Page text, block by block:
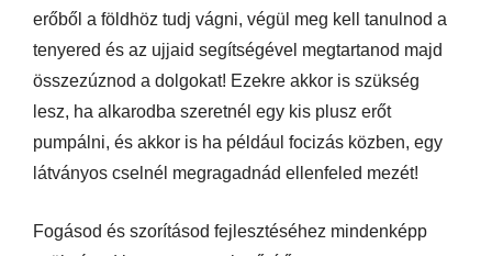
erőből a földhöz tudj vágni, végül meg kell tanulnod a
tenyered és az ujjaid segítségével megtartanod majd
összezúznod a dolgokat! Ezekre akkor is szükség
lesz, ha alkarodba szeretnél egy kis plusz erőt
pumpálni, és akkor is ha például focizás közben, egy
látványos cselnél megragadnád ellenfeled mezét!
Fogásod és szorításod fejlesztéséhez mindenképp